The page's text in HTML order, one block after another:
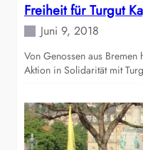
Freiheit für Turgut
Juni 9, 2018
Von Genossen aus
Aktion in Solidarität mit